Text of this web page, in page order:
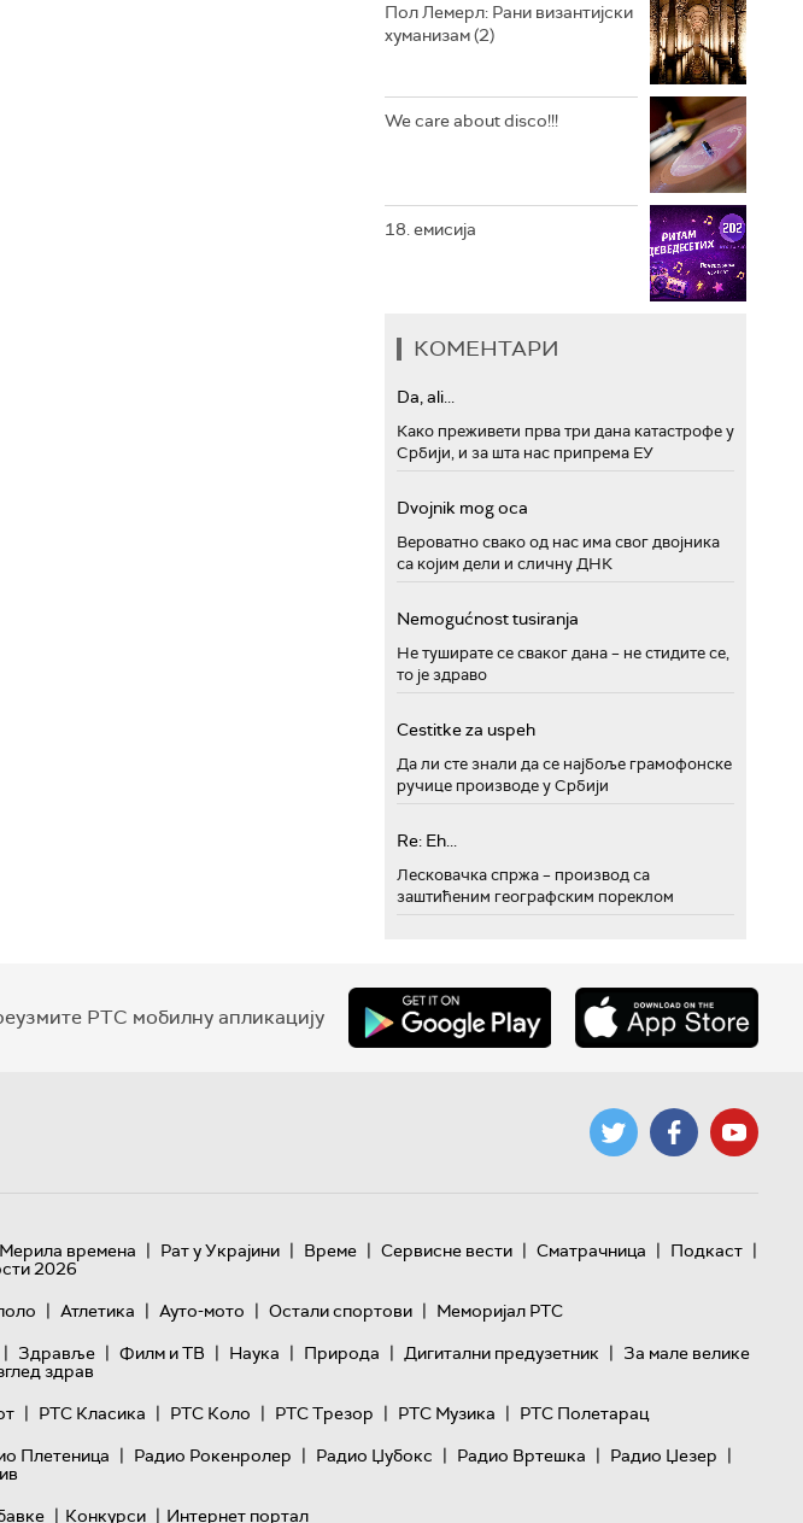
Пол Лемерл: Рани византијски
хуманизам (2)
We care about disco!!!
18. емисија
КОМЕНТАРИ
Da, ali...
Како преживети прва три дана катастрофе у
Србији, и за шта нас припрема ЕУ
Dvojnik mog oca
Вероватно свако од нас има свог двојника
са којим дели и сличну ДНК
Nemogućnost tusiranja
Не туширате се сваког дана – не стидите се,
то је здраво
Cestitke za uspeh
Да ли сте знали да се најбоље грамофонске
ручице производе у Србији
Re: Eh...
Лесковачка спржа – производ са
заштићеним географским пореклом
РТС мобилну апликацију
Мерила времена | Рат у Украјини | Време | Сервисне вести | Сматрачница | Подкаст |
2026
| Атлетика | Ауто-мото | Остали спортови | Меморијал РТС
| Здравље | Филм и ТВ | Наука | Природа | Дигитални предузетник | За мале велике
здрав
| РТС Класика | РТС Коло | РТС Трезор | РТС Музика | РТС Полетарац
Плетеница | Радио Рокенролер | Радио Џубокс | Радио Вртешка | Радио Џезер |
| Конкурси | Интернет портал